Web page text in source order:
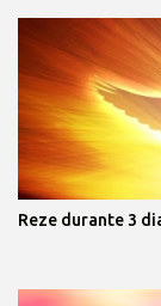
Reze durante 3